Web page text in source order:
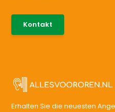
Kontakt
Erhalten Sie die neuesten